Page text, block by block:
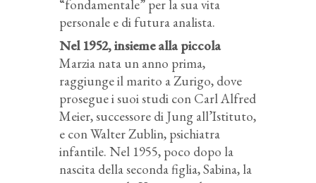
“fondamentale” per la sua vita
personale e di futura analista.
Nel 1952, insieme alla piccola
Marzia nata un anno prima,
raggiunge il marito a Zurigo, dove
prosegue i suoi studi con Carl Alfred
Meier, successore di Jung all’Istituto,
e con Walter Zublin, psichiatra
infantile. Nel 1955, poco dopo la
nascita della seconda figlia, Sabina, la